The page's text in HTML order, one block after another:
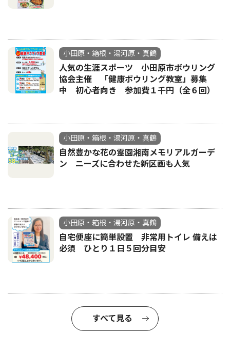
小田原・箱根・湯河原・真鶴
人気の生涯スポーツ 小田原市ボウリング
協会主催 「健康ボウリング教室」募集
中 初心者向き 参加費１千円（全６回）
小田原・箱根・湯河原・真鶴
自然豊かな花の霊園湘南メモリアルガーデ
ン ニーズに合わせた新区画も人気
小田原・箱根・湯河原・真鶴
自宅便座に簡単設置 非常用トイレ 備えは
必須 ひとり１日５回分目安
すべて見る